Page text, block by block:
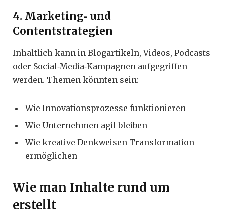
4. Marketing‑ und
Contentstrategien
Inhaltlich kann in Blogartikeln, Videos, Podcasts
oder Social‑Media‑Kampagnen aufgegriffen
werden. Themen könnten sein:
Wie Innovationsprozesse funktionieren
Wie Unternehmen agil bleiben
Wie kreative Denkweisen Transformation
ermöglichen
Wie man Inhalte rund um
erstellt